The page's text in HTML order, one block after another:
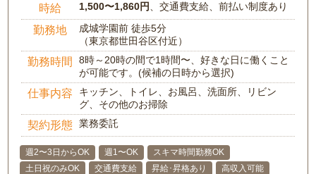
時給 1,500〜1,860円 、交通費支給、前払い制度あり
勤務地
成城学園前 徒歩5分
（東京都世田谷区付近）
勤務時間
8時～20時の間で1時間〜、好きな日に働くこと
が可能です。(候補の日時から選択)
仕事内容
キッチン、トイレ、お風呂、洗面所、リビン
グ、その他のお掃除
契約形態 業務委託
週2〜3日からOK 週1〜OK
スキマ時間勤務OK
土日祝のみOK
交通費支給 昇給･昇格あり
高収入可能